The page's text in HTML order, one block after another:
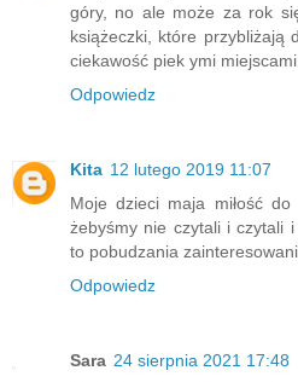
góry, no ale może za rok
książeczki, które przybliżają
ciekawość piek ymi
Odpowiedz
Kita 12 lutego 2019 11:07
Moje dzieci maja miłość
żebyśmy nie czytali i czytali
to pobudzania
Odpowiedz
Sara 24 sierpnia 2021 17:48